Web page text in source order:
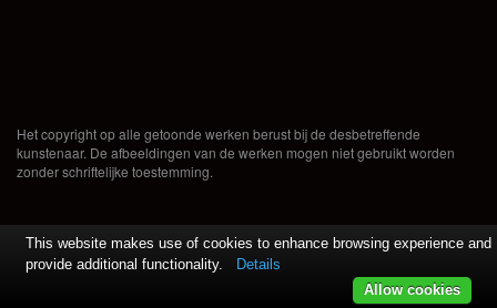
Het copyright op alle getoonde werken berust bij de desbetreffende
kunstenaar. De afbeeldingen van de werken mogen niet gebruikt worden
zonder schriftelijke toestemming.
This website makes use of cookies to enhance browsing experience and
provide additional functionality.
Details
Allow cookies